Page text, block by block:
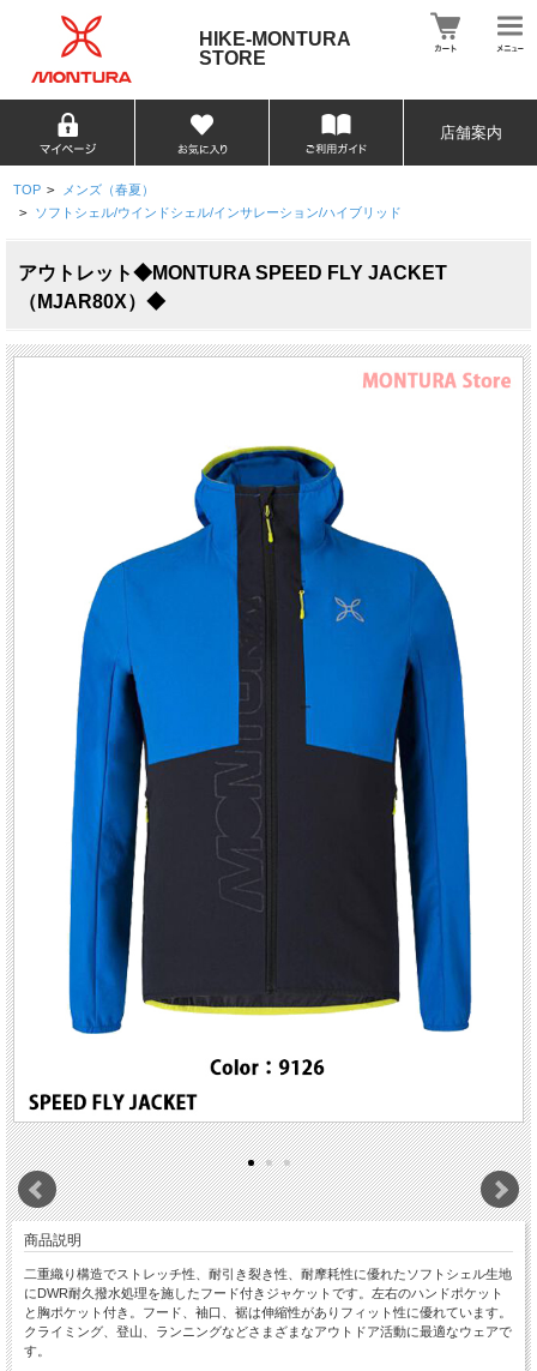
HIKE-MONTURA
STORE
店舗案内
TOP > メンズ（春夏）
> ソフトシェル/ウインドシェル/インサレーション/ハイブリッド
アウトレット◆MONTURA SPEED FLY JACKET
（MJAR80X）◆
商品説明
二重織り構造でストレッチ性、耐引き裂き性、耐摩耗性に優れたソフトシェル生地
にDWR耐久撥水処理を施したフード付きジャケットです。左右のハンドポケット
と胸ポケット付き。フード、袖口、裾は伸縮性がありフィット性に優れています。
クライミング、登山、ランニングなどさまざまなアウトドア活動に最適なウェアで
す。